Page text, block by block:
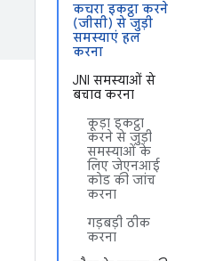
कचरा इकट्ठा करने
(जीसी) से जुड़ी
समस्याएं हल
करना
JNI समस्याओं से
बचाव करना
कूड़ा इकट्ठा
करने से जुड़ी
समस्याओं के
लिए जेएनआई
कोड की जांच
करना
गड़बड़ी ठीक
करना